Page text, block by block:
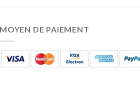
MOYEN DE PAIEMENT